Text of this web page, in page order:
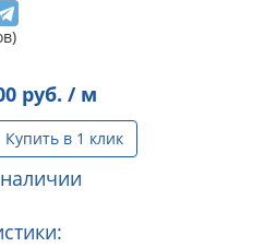
руб. / м
Купить в 1 клик